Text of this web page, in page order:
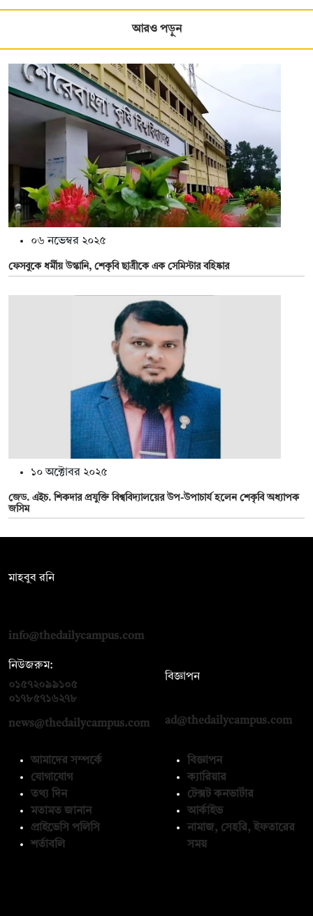
আরও পড়ুন
০৬ নভেম্বর ২০২৫
ফেসবুকে ধর্মীয় উস্কানি, শেকৃবি ছাত্রীকে এক সেমিস্টার বহিষ্কার
১০ অক্টোবর ২০২৫
জেড. এইচ. শিকদার প্রযুক্তি বিশ্ববিদ্যালয়ের উপ-উপাচার্য হলেন শেকৃবি অধ্যাপক
জসিম
মাহবুব রনি
info@thedailycampus.com
নিউজরুম:
০১৫৭২০৯৯১০৫
০১৭৮৫৭১৬২৭৮
news@thedailycampus.com
বিজ্ঞাপন
ad@thedailycampus.com
আমাদের সম্পর্কে
যোগাযোগ
তথ্য দিন
মতামত জানান
প্রাইভেসি পলিসি
শর্তাবলি
বিজ্ঞাপন
ক্যারিয়ার
টেক্সট কনভার্টার
আর্কাইভ
নামাজ, সেহরি, ইফতারের
সময়